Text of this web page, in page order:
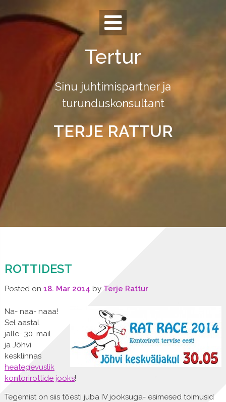
to
content
Tertur
Sinu juhtimispartner ja
turunduskonsultant
TERJE RATTUR
ROTTIDEST
Posted on 18. Mar 2014 by Terje Rattur
Na- naa- naaa!
Sel aastal
jälle- 30. mail
ja Jõhvi
kesklinnas
heategevuslik
kontorirottide jooks!
Tegemist on siis tõesti juba IV jooksuga- esimesed toimusid